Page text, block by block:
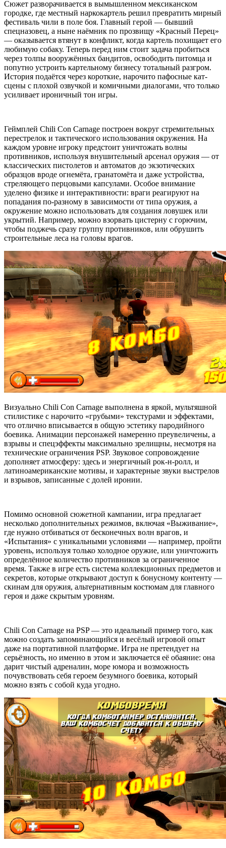
Сюжет разворачивается в вымышленном мексиканском
городке, где местный наркокартель решил превратить мирный
фестиваль чили в поле боя. Главный герой — бывший
спецназовец, а ныне наёмник по прозвищу «Красный Перец»
— оказывается втянут в конфликт, когда картель похищает его
любимую собаку. Теперь перед ним стоит задача пробиться
через толпы вооружённых бандитов, освободить питомца и
попутно устроить картельному бизнесу тотальный разгром.
История подаётся через короткие, нарочито пафосные кат-
сцены с плохой озвучкой и комичными диалогами, что только
усиливает ироничный тон игры.
Геймплей Chili Con Carnage построен вокруг стремительных
перестрелок и тактического использования окружения. На
каждом уровне игроку предстоит уничтожать волны
противников, используя внушительный арсенал оружия — от
классических пистолетов и автоматов до экзотических
образцов вроде огнемёта, гранатомёта и даже устройства,
стреляющего перцовыми капсулами. Особое внимание
уделено физике и интерактивности: враги реагируют на
попадания по-разному в зависимости от типа оружия, а
окружение можно использовать для создания ловушек или
укрытий. Например, можно взорвать цистерну с горючим,
чтобы поджечь сразу группу противников, или обрушить
строительные леса на головы врагов.
Визуально Chili Con Carnage выполнена в яркой, мультяшной
стилистике с нарочито «грубыми» текстурами и эффектами,
что отлично вписывается в общую эстетику пародийного
боевика. Анимации персонажей намеренно преувеличены, а
взрывы и спецэффекты максимально зрелищны, несмотря на
технические ограничения PSP. Звуковое сопровождение
дополняет атмосферу: здесь и энергичный рок-н-ролл, и
латиноамериканские мотивы, и характерные звуки выстрелов
и взрывов, записанные с долей иронии.
Помимо основной сюжетной кампании, игра предлагает
несколько дополнительных режимов, включая «Выживание»,
где нужно отбиваться от бесконечных волн врагов, и
«Испытания» с уникальными условиями — например, пройти
уровень, используя только холодное оружие, или уничтожить
определённое количество противников за ограниченное
время. Также в игре есть система коллекционных предметов и
секретов, которые открывают доступ к бонусному контенту —
скинам для оружия, альтернативным костюмам для главного
героя и даже скрытым уровням.
Chili Con Carnage на PSP — это идеальный пример того, как
можно создать запоминающийся и весёлый игровой опыт
даже на портативной платформе. Игра не претендует на
серьёзность, но именно в этом и заключается её обаяние: она
дарит чистый адреналин, море юмора и возможность
почувствовать себя героем безумного боевика, который
можно взять с собой куда угодно.